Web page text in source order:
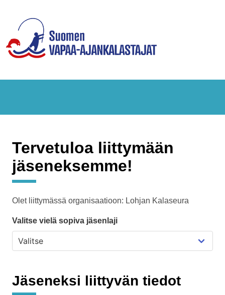
Tervetuloa liittymään
jäseneksemme!
Olet liittymässä organisaatioon: Lohjan Kalaseura
Valitse vielä sopiva jäsenlaji
Jäseneksi liittyvän tiedot